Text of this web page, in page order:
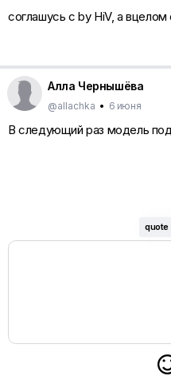
соглашусь с by HiV, а
Алла Чернышёва
@allachka • 6 июня
В следующий раз модель
quote